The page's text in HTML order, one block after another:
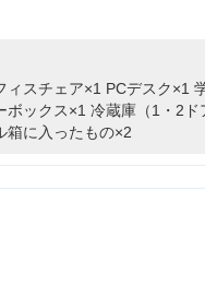
ィスチェア×1 PCデスク×1
ボックス×1 冷蔵庫（1・2ド
箱に入ったもの×2